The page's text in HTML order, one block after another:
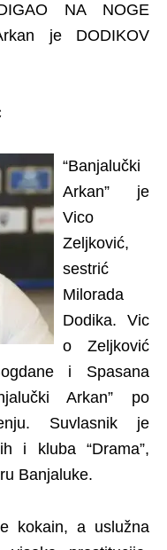
NA NOGE
je DODIKOV
“Banjalučki
Arkan” je
Vico
Zeljković,
sestrić
Milorada
Dodika. Vic
o Zeljković
i Spasana
Arkan” po
Suvlasnik je
i kluba “Drama”,
Banjaluke.
kokain, a uslužna